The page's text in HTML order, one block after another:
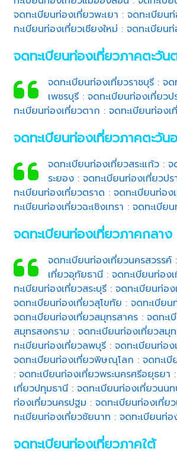
จดทะเบียนท่องเที่ยวพะเยา :จดทะเบียน
ทะเบียนท่องเที่ยวเชียงใหม่ :จดทะเบียน
จดทะเบียนท่องเที่ยวภาคตะวัน
จดทะเบียนท่องเที่ยวราชบุรี: จด
เพชรบุรี: จดทะเบียนท่องเที่ยวป
ทะเบียนท่องเที่ยวตาก :จดทะเบียนท่อง
จดทะเบียนท่องเที่ยวภาคตะวัน
จดทะเบียนท่องเที่ยวสระแก้ว: จ
ระยอง: จดทะเบียนท่องเที่ยวปร
ทะเบียนท่องเที่ยวตราด :จดทะเบียนท่อง
ทะเบียนท่องเที่ยวฉะเชิงเทรา :จดทะเบีย
จดทะเบียนท่องเที่ยวภาคกลาง
จดทะเบียนท่องเที่ยวนครสวรรค์:
เที่ยวอุทัยธานี: จดทะเบียนท่อง
ทะเบียนท่องเที่ยวสระบุรี :จดทะเบียนท่อ
จดทะเบียนท่องเที่ยวสุโขทัย :จดทะเบีย
จดทะเบียนท่องเที่ยวสมุทรสาคร :จดทะเ
สมุทรสงคราม :จดทะเบียนท่องเที่ยวสมุ
ทะเบียนท่องเที่ยวลพบุรี :จดทะเบียนท่อ
จดทะเบียนท่องเที่ยวพิษณุโลก :จดทะเ
:จดทะเบียนท่องเที่ยวพระนครศรีอยุธยา
เที่ยวปทุมธานี :จดทะเบียนท่องเที่ยวนน
ท่องเที่ยวนครปฐม :จดทะเบียนท่องเที่ย
ทะเบียนท่องเที่ยวชัยนาท :จดทะเบียนท่
จดทะเบียนท่องเที่ยวภาคใต้